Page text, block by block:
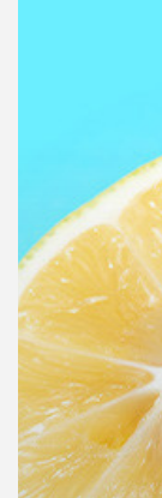
บทความ
ข่าว
และ
กิจกรรม